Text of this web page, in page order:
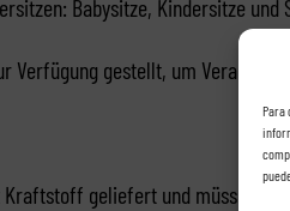
Para
Babysitze, Kindersitze
Verfügung gestellt, um
geliefert und müssen